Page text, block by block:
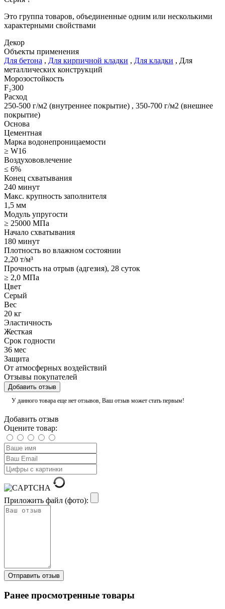
Это группа товаров, объединенные одним или несколькими
характерными свойствами
Декор
Объекты применения
Для бетона , Для кирпичной кладки , Для кладки , Для
металлических конструкций
Морозостойкость
F₂300
Расход
250-500 г/м2 (внутреннее покрытие) , 350-700 г/м2 (внешнее
покрытие)
Основа
Цементная
Марка водонепроницаемости
≥ W16
Воздухововлечение
≤ 6%
Конец схватывания
240 минут
Макс. крупность заполнителя
1,5 мм
Модуль упругости
≥ 25000 МПа
Начало схватывания
180 минут
Плотность во влажном состоянии
2,20 т/м³
Прочность на отрыв (адгезия), 28 суток
≥ 2,0 МПа
Цвет
Серый
Вес
20 кг
Эластичность
Жесткая
Срок годности
36 мес
Защита
От атмосферных воздействий
Отзывы покупателей
Добавить отзыв
У данного товара еще нет отзывов, Ваш отзыв может стать первым!
Добавить отзыв
Оцените товар:
Приложить файл (фото):
Ранее просмотренные товары